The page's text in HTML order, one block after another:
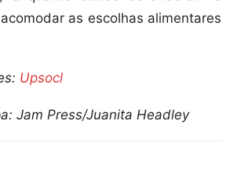
as escolhas alimentares
Upsocl
Jam Press/Juanita Headley